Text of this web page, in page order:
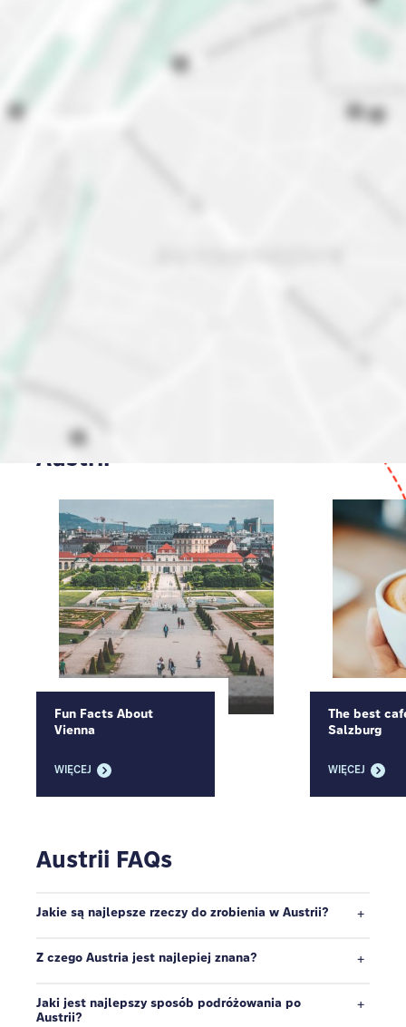
Przewodnik po
Austrii
Fun Facts About
Vienna
WIĘCEJ
The best
Salzburg
WIĘCEJ
Austrii FAQs
Jakie są najlepsze rzeczy do zrobienia w Austrii?
Z czego Austria jest najlepiej znana?
Jaki jest najlepszy sposób podróżowania po
Austrii?